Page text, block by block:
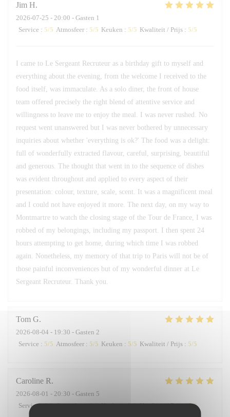
Jim H
2026-07-25 - 20:00 - Gasten 1
Service : 5/5 Atmosfeer : 5/5 Keuken : 5/5 Kwaliteit / Prijs : 5/5
I came to Le Sergeant Recruteur as a birthday gift to myself and
everything about the evening, from the welcome I received to the
food itself, was immaculate. As a solo diner, the front of house
team offered precisely the right blend of attentive service and
willingness to leave me to enjoy the meal. I was never rushed. No
request went unanswered but I was never bothered by unnecessary
inquiries about whether 'everything is ok?' The food was a delight:
full of wonderfully extracted flavour, careful, surprising, beautiful
and generous. The thought that went in to the sequence of dishes
was evident throughout and applied to every aspect of their
presentation: colour, texture, scale, scent. It was a magnificent meal
and I could not have enjoyed it more. The next day, on my way to
Montmartre to watch the closing stage of the Tour de France, I was
robbed of my belongings, including my passport. I then spent 24
hours attempting to get home, during which time I was robbed
again. Nonetheless, my memory of that trip to Paris will not be of
those painful inconveniences but of my wonderful dinner at Le
Sergeant Recruteur. Thank you.
Tom G
2026-08-04 - 19:30 - Gasten 2
Service : 5/5 Atmosfeer : 5/5 Keuken : 5/5 Kwaliteit / Prijs : 5/5
Caroline R
2026-08-01 - 20:30 - Gasten 5
Service: 5/5 Atmosfeer: 5/5 Keuken: 5/5 Kwaliteit / Prijs: 5/5